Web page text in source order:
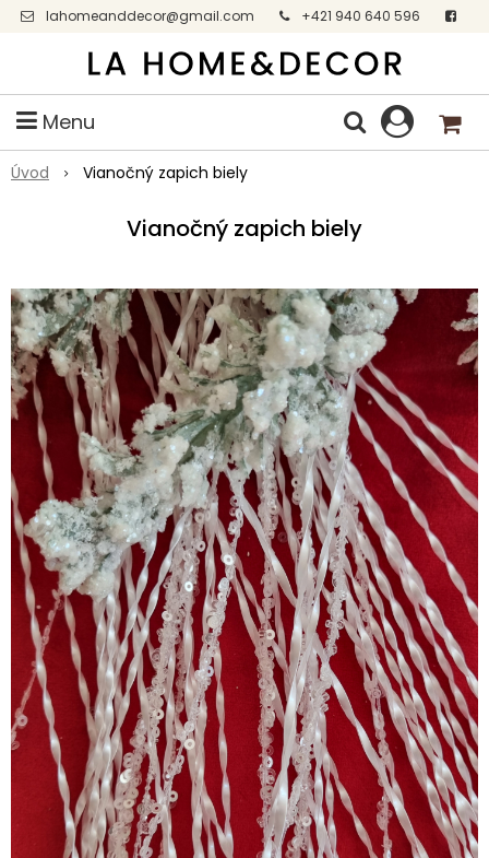
lahomeanddecor@gmail.com
+421 940 640 596
Facebook
Menu
Úvod Vianočný zapich biely
Vianočný zapich biely